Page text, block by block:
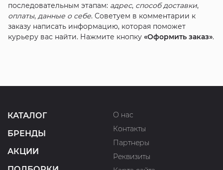
последовательным этапам: адрес, способ доставки,
оплаты, данные о себе. Советуем в комментарии к
заказу написать информацию, которая поможет
курьеру вас найти. Нажмите кнопку «Оформить заказ».
КАТАЛОГ
БРЕНДЫ
АКЦИИ
О нас
Контакты
Партнеры
Реквизиты